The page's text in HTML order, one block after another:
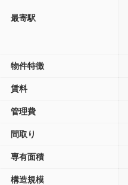
最寄駅
物件特徴
賃料
管理費
間取り
専有面積
構造規模